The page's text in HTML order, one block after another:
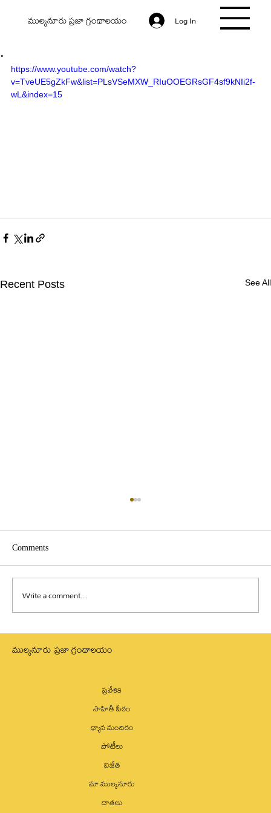
ముల్కనూరు ప్రజా గ్రంథాలయం Log In
.
https://www.youtube.com/watch?
v=TveUE5gZkFw&list=PLsVSeMXW_RIuOOEGRsGF4sf9kNIi2f-
wL&index=15
Recent Posts See All
Comments
Write a comment...
ముల్కనూరు ప్రజా గ్రంథాలయం
ప్రవేశిక
సాహితీ పీఠం
ధ్యాన మందిరం
పోటీలు
విజేత
మా ముల్కనూరు
దాతలు